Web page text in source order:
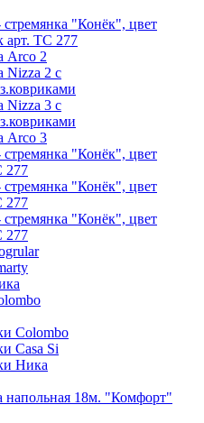
стремянка "Конёк", цвет
арт. ТС 277
Arco 2
Nizza 2 с
Nizza 3 с
Arco 3
стремянка "Конёк", цвет
277
стремянка "Конёк", цвет
277
стремянка "Конёк", цвет
277
Colombo
Сasa Si
Ника
18м. "Комфорт"